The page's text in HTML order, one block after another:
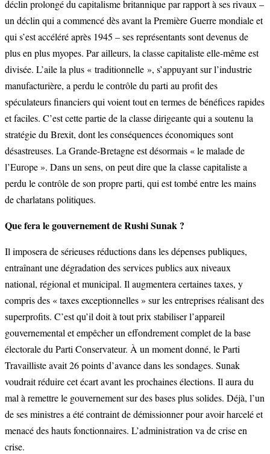
déclin prolongé du capitalisme britannique par rapport à ses rivaux –
un déclin qui a commencé dès avant la Première Guerre mondiale et
qui s’est accéléré après 1945 – ses représentants sont devenus de
plus en plus myopes. Par ailleurs, la classe capitaliste elle-même est
divisée. L’aile la plus « traditionnelle », s’appuyant sur l’industrie
manufacturière, a perdu le contrôle du parti au profit des
spéculateurs financiers qui voient tout en termes de bénéfices rapides
et faciles. C’est cette partie de la classe dirigeante qui a soutenu la
stratégie du Brexit, dont les conséquences économiques sont
désastreuses. La Grande-Bretagne est désormais « le malade de
l’Europe ». Dans un sens, on peut dire que la classe capitaliste a
perdu le contrôle de son propre parti, qui est tombé entre les mains
de charlatans politiques.
Que fera le gouvernement de Rushi Sunak ?
Il imposera de sérieuses réductions dans les dépenses publiques,
entraînant une dégradation des services publics aux niveaux
national, régional et municipal. Il augmentera certaines taxes, y
compris des « taxes exceptionnelles » sur les entreprises réalisant des
superprofits. C’est qu’il doit à tout prix stabiliser l’appareil
gouvernemental et empêcher un effondrement complet de la base
électorale du Parti Conservateur. À un moment donné, le Parti
Travailliste avait 26 points d’avance dans les sondages. Sunak
voudrait réduire cet écart avant les prochaines élections. Il aura du
mal à remettre le gouvernement sur des bases plus solides. Déjà, l’un
de ses ministres a été contraint de démissionner pour avoir harcelé et
menacé des hauts fonctionnaires. L’administration va de crise en
crise.